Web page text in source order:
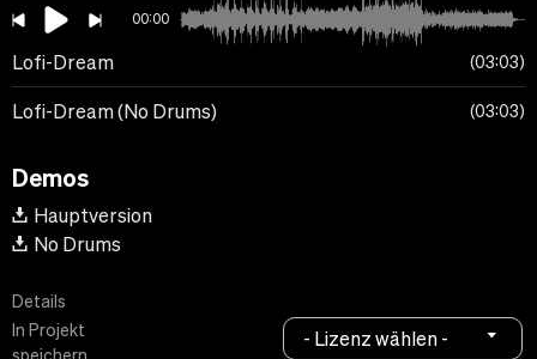
00:00
Lofi-Dream 03:03
Lofi-Dream (No Drums) 03:03
Demos
Hauptversion
No Drums
Details
In Projekt
- Lizenz wählen -